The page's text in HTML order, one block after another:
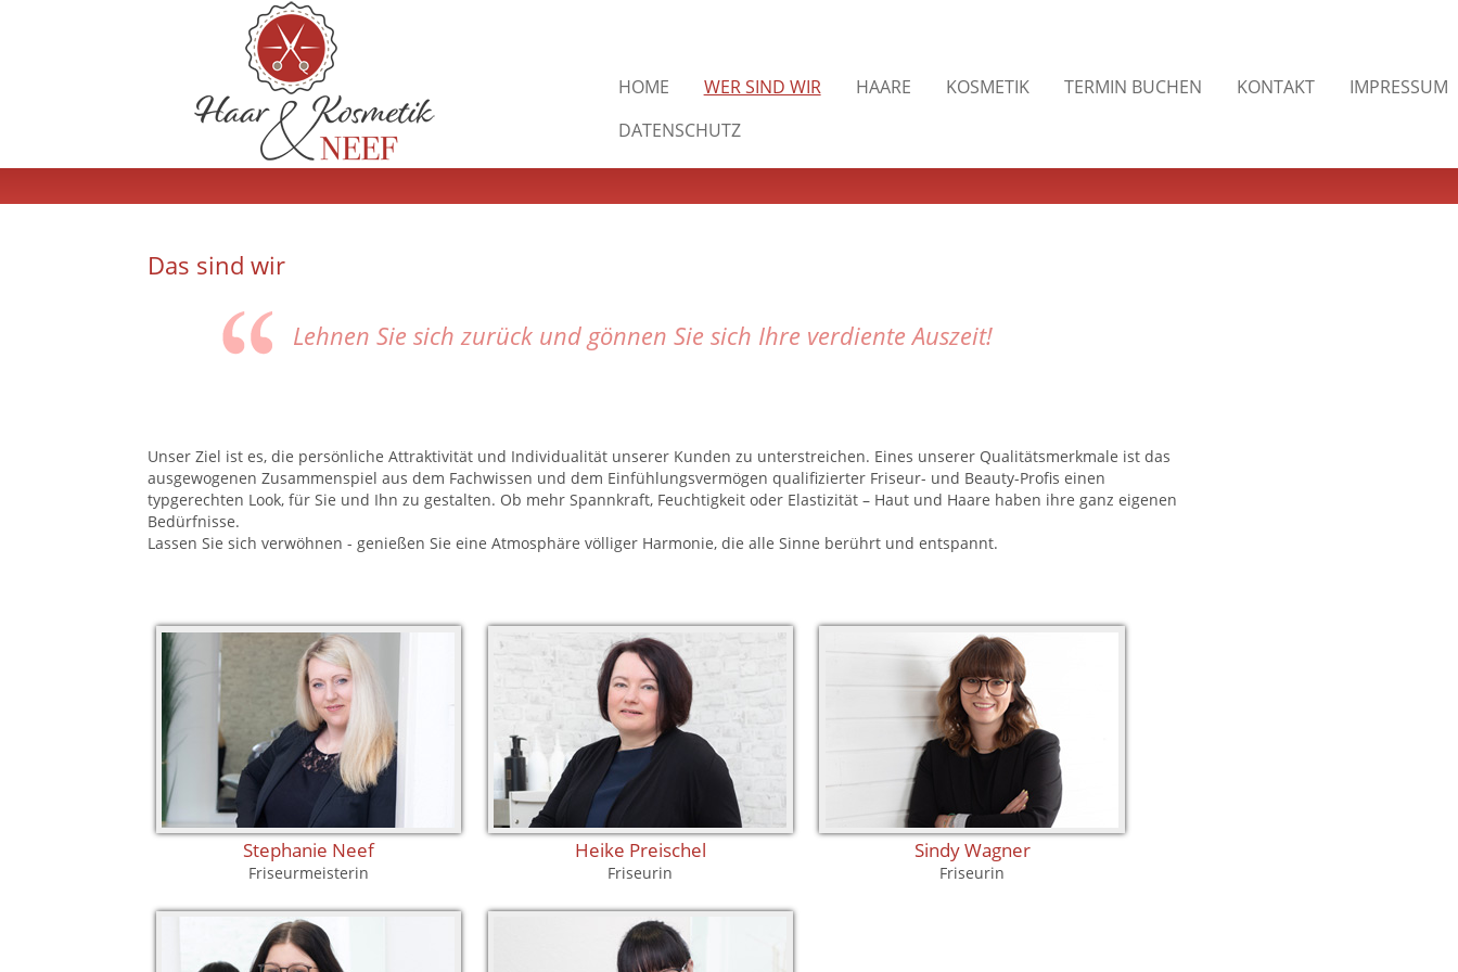
HOME WER SIND WIR HAARE KOSMETIK TERMIN BUCHEN KONTAKT
IMPRESSUM
DATENSCHUTZ
Das sind wir
Lehnen Sie sich zurück und gönnen Sie sich Ihre verdiente Auszeit!
Unser Ziel ist es, die persönliche Attraktivität und Individualität unserer Kunden zu unterstreichen. Eines unserer Qualitätsmerkmale ist das
ausgewogenen Zusammenspiel aus dem Fachwissen und dem Einfühlungsvermögen qualifizierter Friseur- und Beauty-Profis einen
typgerechten Look, für Sie und Ihn zu gestalten. Ob mehr Spannkraft, Feuchtigkeit oder Elastizität – Haut und Haare haben ihre ganz eigenen
Bedürfnisse.
Lassen Sie sich verwöhnen - genießen Sie eine Atmosphäre völliger Harmonie, die alle Sinne berührt und entspannt.
Stephanie Neef
Friseurmeisterin
Heike Preischel
Friseurin
Sindy Wagner
Friseurin